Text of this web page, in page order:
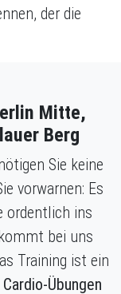
der die
Mitte,
Berg
Sie keine
vorwarnen: Es
ordentlich ins
bei uns
Training ist ein
Übungen